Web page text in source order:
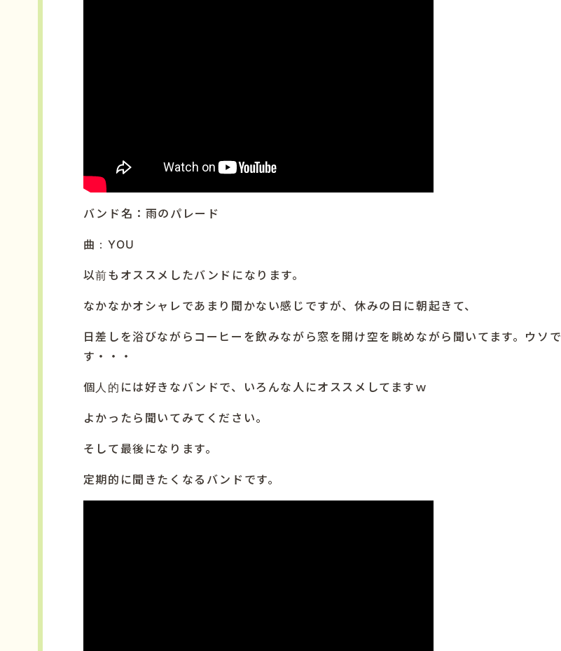
バンド名：雨のパレード
曲：YOU
以前もオススメしたバンドになります。
なかなかオシャレであまり聞かない感じですが、休みの日に朝起きて、
日差しを浴びながらコーヒーを飲みながら窓を開け空を眺めながら聞いてます。ウソで
す・・・
個人的には好きなバンドで、いろんな人にオススメしてますｗ
よかったら聞いてみてください。
そして最後になります。
定期的に聞きたくなるバンドです。